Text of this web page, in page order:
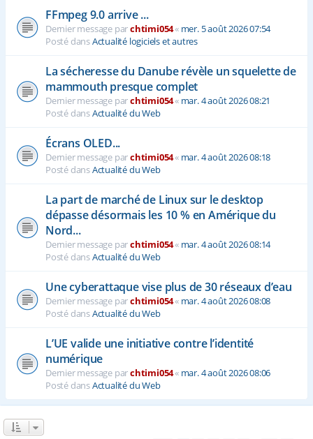
FFmpeg 9.0 arrive ...
Dernier message parchtimi054« mer. 5 août 2026 07:54
Posté dansActualité logiciels et autres
La sécheresse du Danube révèle un squelette de
mammouth presque complet
Dernier message parchtimi054« mar. 4 août 2026 08:21
Posté dansActualité du Web
Écrans OLED...
Dernier message parchtimi054« mar. 4 août 2026 08:18
Posté dansActualité du Web
La part de marché de Linux sur le desktop
dépasse désormais les 10 % en Amérique du
Nord...
Dernier message parchtimi054« mar. 4 août 2026 08:14
Posté dansActualité du Web
Une cyberattaque vise plus de 30 réseaux d’eau
Dernier message parchtimi054« mar. 4 août 2026 08:08
Posté dansActualité du Web
L’UE valide une initiative contre l’identité
numérique
Dernier message parchtimi054« mar. 4 août 2026 08:06
Posté dansActualité du Web